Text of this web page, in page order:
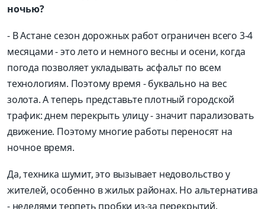
ночью?
- В Астане сезон дорожных работ ограничен всего 3-4
месяцами - это лето и немного весны и осени, когда
погода позволяет укладывать асфальт по всем
технологиям. Поэтому время - буквально на вес
золота. А теперь представьте плотный городской
трафик: днем перекрыть улицу - значит парализовать
движение. Поэтому многие работы переносят на
ночное время.
Да, техника шумит, это вызывает недовольство у
жителей, особенно в жилых районах. Но альтернатива
- неделями терпеть пробки из-за перекрытий.